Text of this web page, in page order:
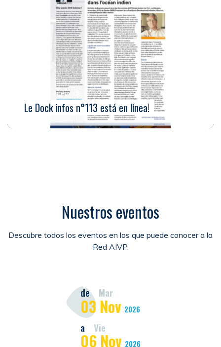
El 15 de enero de 2019
Le Dock infos n°113 está en línea!
Nuestros eventos
Descubre todos los eventos en los que puede conocer a la
Red AIVP.
de Mar
03 Nov 2026
a Vie
06 Nov 2026